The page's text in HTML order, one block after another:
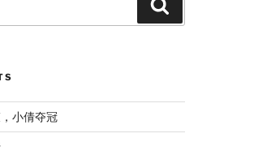
小倩夺冠